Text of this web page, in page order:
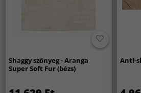
Shaggy szőnyeg - Aranga
Super Soft Fur (bézs)
Anti-